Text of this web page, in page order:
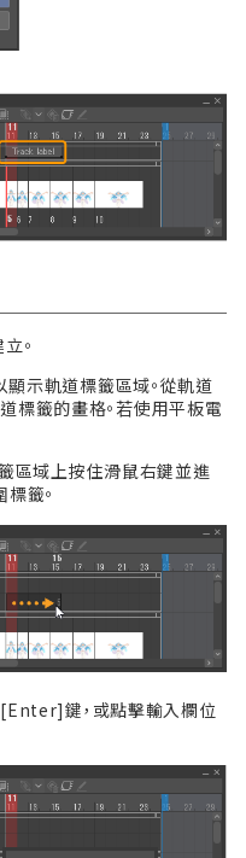
。
顯示軌道標籤區域。從軌道
標籤的畫格。若使用平板電
區域上按住滑鼠右鍵並進
籤。
鍵，或點擊輸入欄位